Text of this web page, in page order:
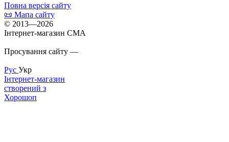
Повна версія сайту
📜 Мапа сайту
© 2013—2026
Інтернет-магазин CMA
Просування сайту —
Рус Укр
Інтернет-магазин
створений з
Хорошоп